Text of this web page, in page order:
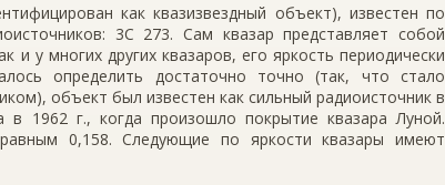
как квазизвездный объект), известен по
3C 273. Сам квазар представляет собой
у многих других квазаров, его яркость периодически
определить достаточно точно (так, что стало
объект был известен как сильный радиоисточник в
1962 г., когда произошло покрытие квазара Луной.
0,158. Следующие по яркости квазары имеют